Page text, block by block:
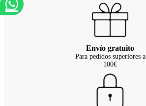
Envío gratuito
Para pedidos superiores a
100€